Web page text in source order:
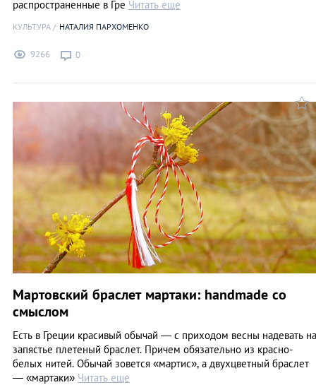
распространенные в Гре Читать еще
КУЛЬТУРА НАТАЛИЯ ПАРХОМЕНКО
9266 0
Мартовский браслет мартаки: handmade со
смыслом
Есть в Греции красивый обычай — с приходом весны надевать на
запястье плетеный браслет. Причем обязательно из красно-
белых нитей. Обычай зовется «мартис», а двухцветный браслет
— «мартаки» Читать еще